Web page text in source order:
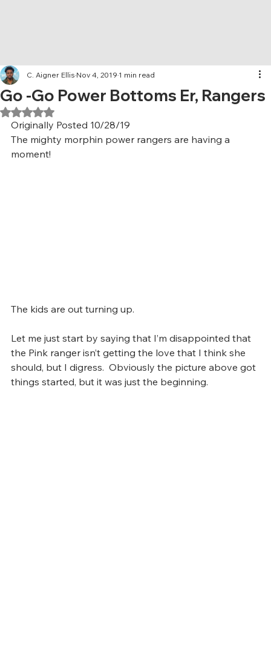
Go -Go Power Bottoms Er, Rangers
C. Aigner Ellis Nov 4, 2019 1 min read
Rated NaN out of 5 stars.
Originally Posted 10/28/19
The mighty morphin power rangers are having a
moment!
The kids are out turning up.
Let me just start by saying that I’m disappointed that
the Pink ranger isn’t getting the love that I think she
should, but I digress.  Obviously the picture above got
things started, but it was just the beginning.